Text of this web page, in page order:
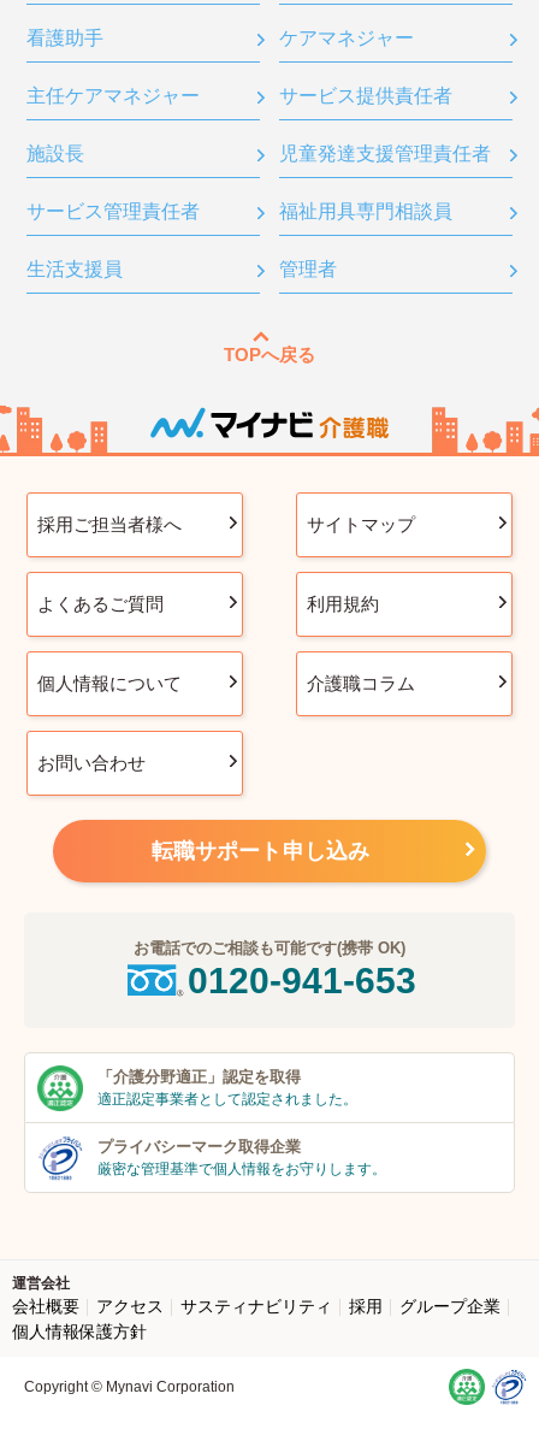
看護助手 ケアマネジャー
主任ケアマネジャー サービス提供責任者
施設長 児童発達支援管理責任者
サービス管理責任者 福祉用具専門相談員
生活支援員 管理者
TOPへ戻る
採用ご担当者様へ サイトマップ
よくあるご質問 利用規約
個人情報について 介護職コラム
お問い合わせ
転職サポート申し込み
お電話でのご相談も可能です(携帯 OK)
0120-941-653
「介護分野適正」 認定を取得
適正認定事業者として認定されました。
プライバシーマーク取得企業
厳密な管理基準で個人情報をお守りします。
運営会社
会社概要 アクセス サスティナビリティ 採用
グループ企業
個人情報保護方針
Copyright © Mynavi Corporation